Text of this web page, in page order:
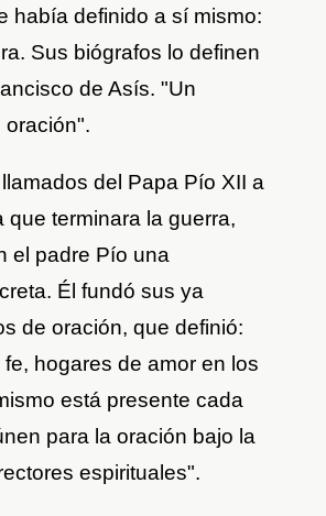
había definido a sí mismo:
Sus biógrafos lo definen
de Asís. "Un
oración".
del Papa Pío XII a
que terminara la guerra,
el padre Pío una
Él fundó sus ya
de oración, que definió:
hogares de amor en los
está presente cada
para la oración bajo la
espirituales".